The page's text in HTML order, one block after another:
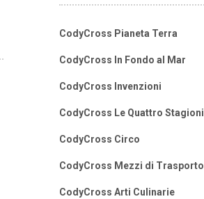
CodyCross Pianeta Terra
CodyCross In Fondo al Mar
CodyCross Invenzioni
CodyCross Le Quattro Stagioni
CodyCross Circo
CodyCross Mezzi di Trasporto
CodyCross Arti Culinarie